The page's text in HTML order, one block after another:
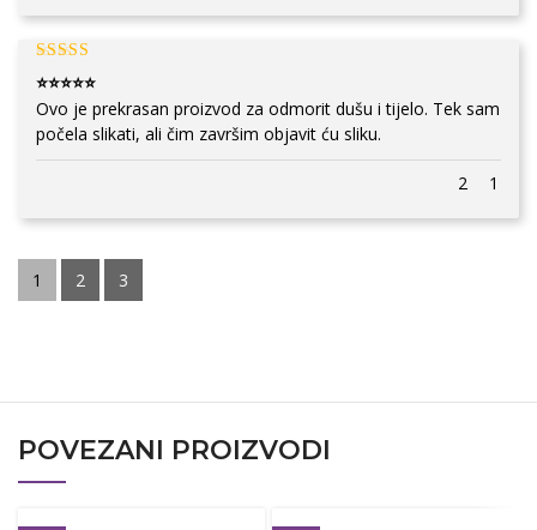
⭐⭐⭐⭐⭐
Ovo je prekrasan proizvod za odmorit dušu i tijelo. Tek sam
počela slikati, ali čim završim objavit ću sliku.
2 1
1 2 3
POVEZANI PROIZVODI